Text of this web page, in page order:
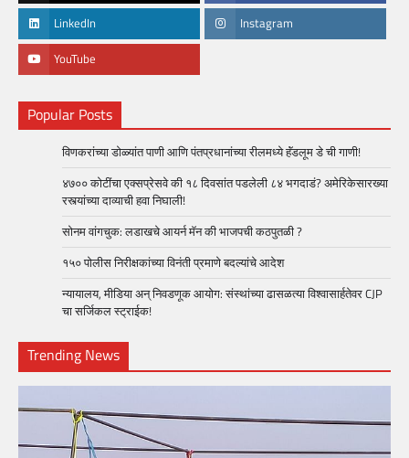
LinkedIn Instagram
YouTube
Popular Posts
विणकरांच्या डोळ्यांत पाणी आणि पंतप्रधानांच्या रीलमध्ये हॅंडलूम डे ची गाणी!
४७०० कोटींचा एक्सप्रेसवे की १८ दिवसांत पडलेली ८४ भगदाडं? अमेरिकेसारख्या
रस्त्यांच्या दाव्याची हवा निघाली!
सोनम वांगचुक: लडाखचे आयर्न मॅन की भाजपची कठपुतळी ?
१५० पोलीस निरीक्षकांच्या विनंती प्रमाणे बदल्यांचे आदेश
न्यायालय, मीडिया अन् निवडणूक आयोग: संस्थांच्या ढासळत्या विश्वासार्हतेवर CJP
चा सर्जिकल स्ट्राईक!
Trending News